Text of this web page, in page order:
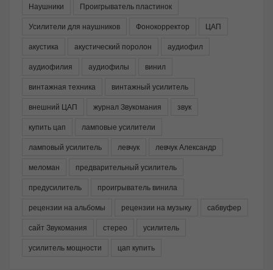
Наушники
Проигрыватель пластинок
Усилители для наушников
Фонокорректор
ЦАП
акустика
акустический поролон
аудиофил
аудиофилия
аудиофилы
винил
винтажная техника
винтажный усилитель
внешний ЦАП
журнал Звукомания
звук
купить цап
ламповые усилители
ламповый усилитель
левчук
левчук Александр
меломан
предварительный усилитель
предусилитель
проигрыватель винила
рецензии на альбомы
рецензии на музыку
сабвуфер
сайт Звукомания
стерео
усилитель
усилитель мощности
цап купить